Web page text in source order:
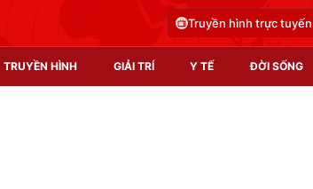
Truyền hình trực tuyến
TRUYỀN HÌNH GIẢI TRÍ Y TẾ ĐỜI SỐNG